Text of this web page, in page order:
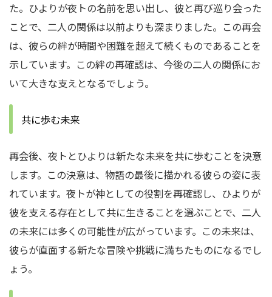
た。ひよりが夜トの名前を思い出し、彼と再び巡り会った
ことで、二人の関係は以前よりも深まりました。この再会
は、彼らの絆が時間や困難を超えて続くものであることを
示しています。この絆の再確認は、今後の二人の関係にお
いて大きな支えとなるでしょう。
共に歩む未来
再会後、夜トとひよりは新たな未来を共に歩むことを決意
します。この決意は、物語の最後に描かれる彼らの姿に表
れています。夜トが神としての役割を再確認し、ひよりが
彼を支える存在として共に生きることを選ぶことで、二人
の未来には多くの可能性が広がっています。この未来は、
彼らが直面する新たな冒険や挑戦に満ちたものになるでし
ょう。